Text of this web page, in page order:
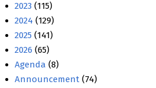
2023 (115)
2024 (129)
2025 (141)
2026 (65)
Agenda (8)
Announcement (74)